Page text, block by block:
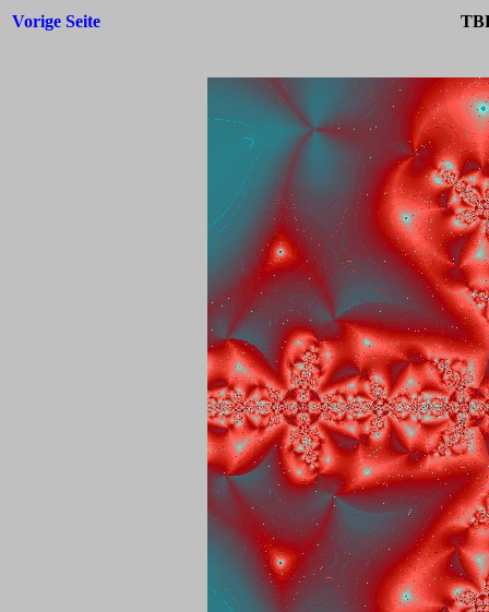
Vorige Seite